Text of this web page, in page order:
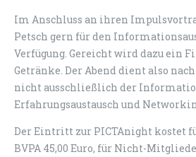
Im Anschluss an ihren
Petsch gern für den
Verfügung. Gereicht wird dazu ein
Getränke. Der Abend dient also
nicht ausschließlich der
Erfahrungsaustausch und
Der Eintritt zur PICTAnight kostet
BVPA 45,00 Euro, für Nicht-